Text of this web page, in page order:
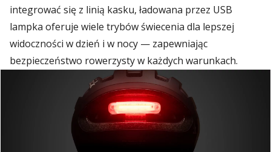
integrować się z linią kasku, ładowana przez USB
lampka oferuje wiele trybów świecenia dla lepszej
widoczności w dzień i w nocy — zapewniając
bezpieczeństwo rowerzysty w każdych warunkach.